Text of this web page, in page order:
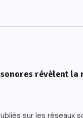
révèlent la
sur les réseaux